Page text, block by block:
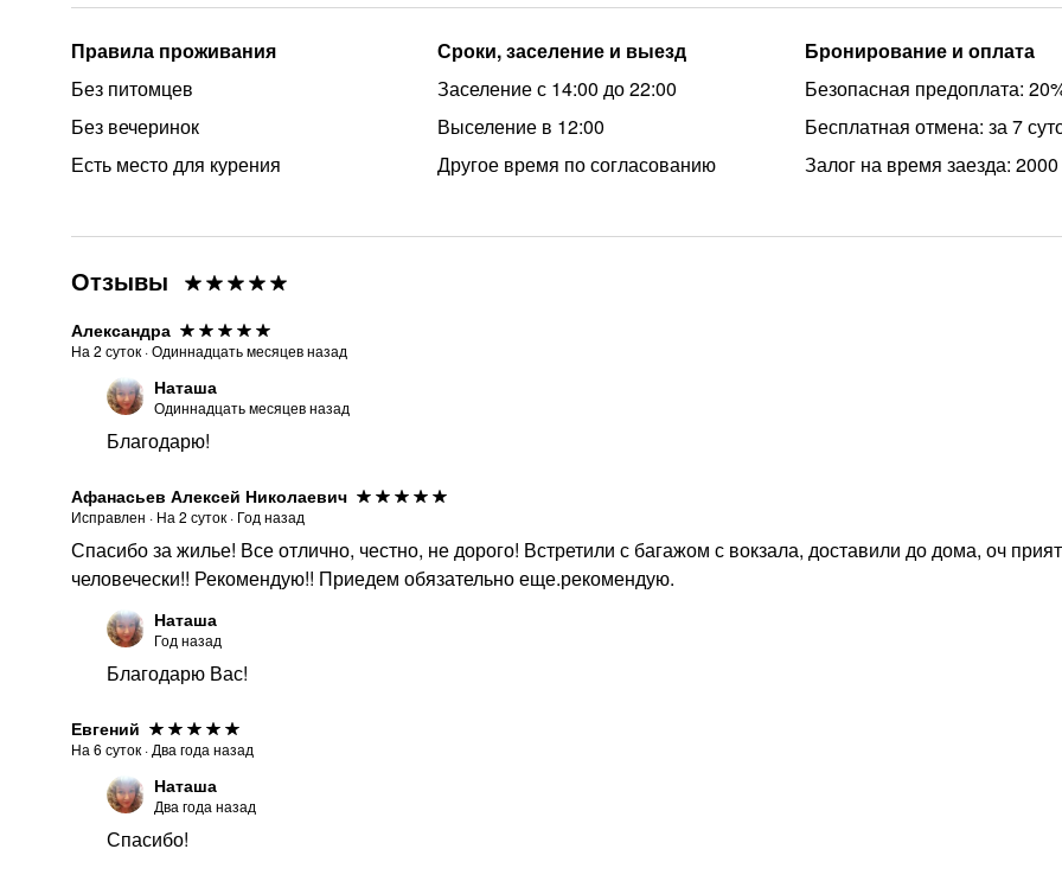
Правила проживания
Без питомцев
Без вечеринок
Есть место для курения
Сроки, заселение и выезд
Заселение с 14:00 до 22:00
Выселение в 12:00
Другое время по согласованию
Бронирование и оплата
Безопасная предоплата:
Бесплатная отмена: за 7
Залог на время заезда:
Отзывы
Александра
На 2 суток ·Одиннадцать месяцев назад
Наташа
Одиннадцать месяцев назад
Благодарю!
Афанасьев Алексей Николаевич
Исправлен · На 2 суток · Год назад
Спасибо за жилье! Все отлично, честно, не дорого! Встретили с багажом с вокзала, доставили до дома, оч
человечески!! Рекомендую!! Приедем обязательно еще.рекомендую.
Наташа
Год назад
Благодарю Вас!
Евгений
На 6 суток · Два года назад
Наташа
Два года назад
Спасибо!